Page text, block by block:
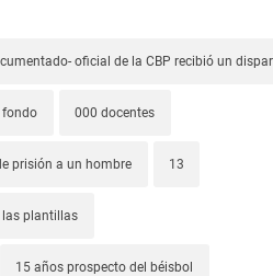
oficial de la CBP recibió un
fondo 000 docentes
prisión a un hombre 13
las plantillas
15 años prospecto del béisbol